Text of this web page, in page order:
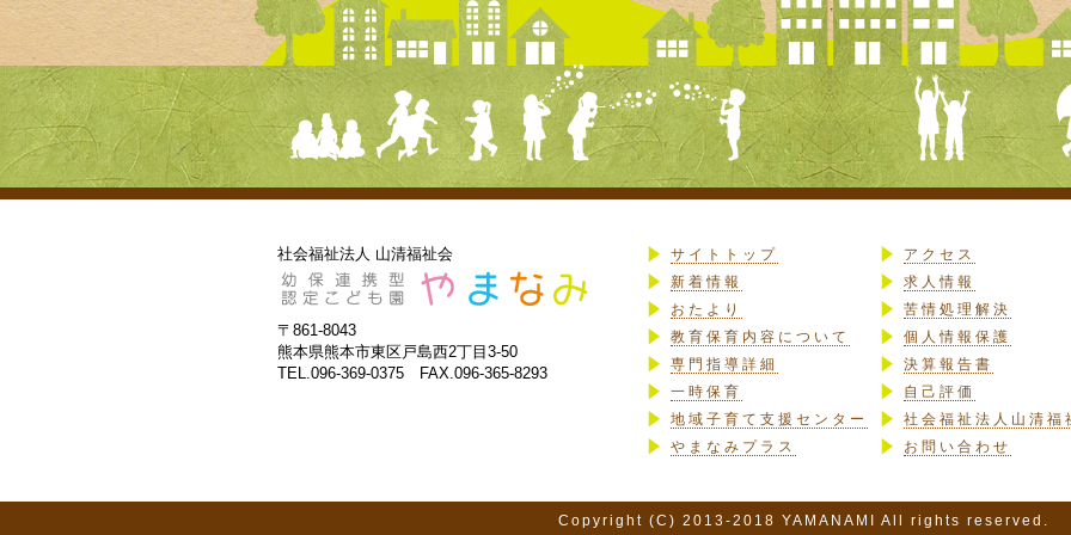
社会福祉法人 山清福祉会
〒861-8043
熊本県熊本市東区戸島西2丁目3-50
TEL.096-369-0375 FAX.096-365-8293
サイトトップ
新着情報
おたより
教育保育内容について
専門指導詳細
一時保育
地域子育て支援センター
やまなみプラス
アクセス
求人情報
苦情処理解決
個人情報保護
決算報告書
自己評価
社会福祉法人山清福
お問い合わせ
Copyright (C) 2013-2018 YAMANAMI All rights reserved.